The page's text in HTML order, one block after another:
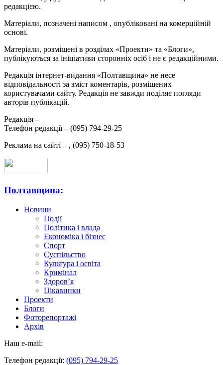
редакцією.
Матеріали, позначені написом , опубліковані на комерційній
основі.
Матеріали, розміщені в розділах «Проекти» та «Блоги»,
публікуються за ініціативи сторонніх осіб і не є редакційними.
Редакція інтернет-видання «Полтавщина» не несе
відповідальності за зміст коментарів, розміщених
користувачами сайту. Редакція не завжди поділяє погляди
авторів публікацій.
Редакція –
Телефон редакції – (095) 794-29-25
Реклама на сайті – , (095) 750-18-53
Полтавщина:
Новини
Події
Політика і влада
Економіка і бізнес
Спорт
Суспільство
Культура і освіта
Кримінал
Здоров’я
Цікавинки
Проекти
Блоги
Фоторепортажі
Архів
Наш e-mail:
Телефон редакції: (095) 794-29-25